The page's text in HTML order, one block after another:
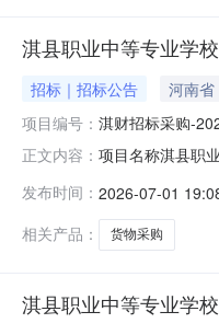
淇县职业中等专业学
招标｜招标公告 河南
项目编号： 淇财招标采购-
正文内容： 项目名称淇县职
发布时间： 2026-07-01
相关产品：
货物采购
淇县职业中等专业学